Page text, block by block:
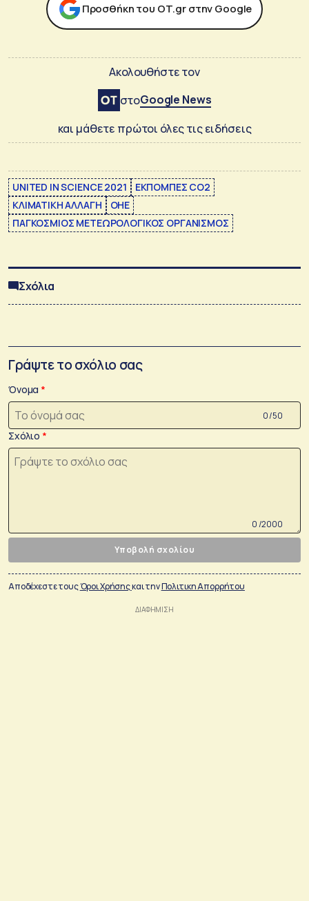
Προσθήκη του ΟΤ.gr στην Google
Ακολουθήστε τον
στοGoogle News
και μάθετε πρώτοι όλες τις ειδήσεις
UNITED IN SCIENCE 2021
ΕΚΠΟΜΠΕΣ CO2
ΚΛΙΜΑΤΙΚΗ ΑΛΛΑΓΗ
ΟΗΕ
ΠΑΓΚΟΣΜΙΟΣ ΜΕΤΕΩΡΟΛΟΓΙΚΟΣ ΟΡΓΑΝΙΣΜΟΣ
Σχόλια
Γράψτε το σχόλιο σας
Όνομα
0 /50
Σχόλιο
0 /2000
Υποβολή σχολίου
Αποδέχεστε τουςΌροι Χρήσηςκαι τηνΠολιτικη Απορρήτου